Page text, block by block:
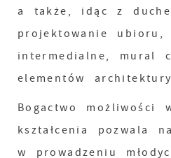
a także, idąc z
projektowanie ubioru,
intermedialne, mural
elementów
Bogactwo możliwości
kształcenia pozwala
w prowadzeniu